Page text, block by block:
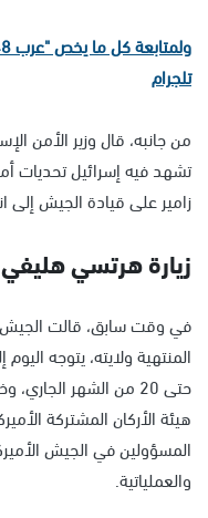
تلجرام
من جانبه، قال وزير الأمن
تشهد فيه إسرائيل تحديات
زامير على قيادة الجيش إلى
زيارة هرتسي هليفي
في وقت سابق، قالت الجيش
المنتهية ولايته، يتوجه
حتى 20 من الشهر
هيئة الأركان المشتركة
المسؤولين في الجيش
والعملياتية.